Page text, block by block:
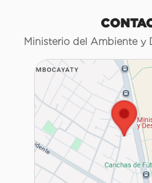
Ministerio del Ambiente y